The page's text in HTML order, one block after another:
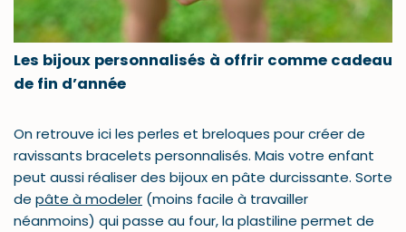
Les bijoux personnalisés à offrir comme cadeau
de fin d’année
On retrouve ici les perles et breloques pour créer de
ravissants bracelets personnalisés. Mais votre enfant
peut aussi réaliser des bijoux en pâte durcissante. Sorte
de pâte à modeler (moins facile à travailler
néanmoins) qui passe au four, la plastiline permet de